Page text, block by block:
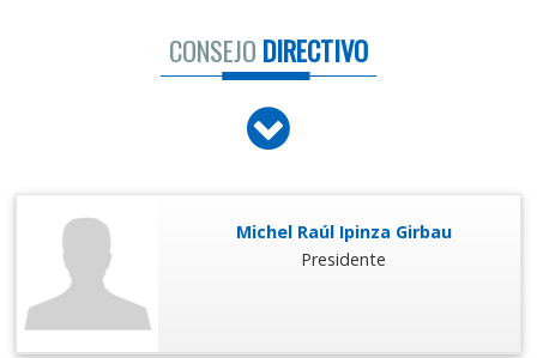
CONSEJO DIRECTIVO
Michel Raúl Ipinza Girbau
Presidente